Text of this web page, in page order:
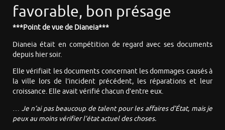
favorable, bon présage
***Point de vue de Dianeia***
Dianeia était en compétition de regard avec ses documents
depuis hier soir.
Elle vérifiait les documents concernant les dommages causés à
la ville lors de l’incident précédent, les réparations et leur
croissance. Elle avait vérifié chacun d’entre eux.
… Je n’ai pas beaucoup de talent pour les affaires d’État, mais je
peux au moins vérifier l’état actuel des choses.